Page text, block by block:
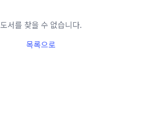
도서를 찾을 수 없습니다.
목록으로